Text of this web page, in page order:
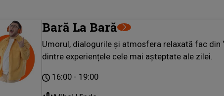
Bară La Bară
Umorul, dialogurile și atmosfera relaxată fac din
dintre experiențele cele mai așteptate ale zilei.
16:00 19:00